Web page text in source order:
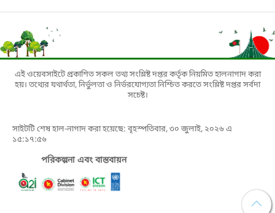
এই ওয়েবসাইটে প্রকাশিত সকল তথ্য সংশ্লিষ্ট দপ্তর কর্তৃক নিয়মিত হালনাগাদ করা
হয়। তথ্যের যথার্থতা, নির্ভুলতা ও নির্ভরযোগ্যতা নিশ্চিত করতে সংশ্লিষ্ট দপ্তর সর্বদা
সচেষ্ট।
সাইটটি শেষ হাল-নাগাদ করা হয়েছে: বৃহস্পতিবার, ৩০ জুলাই, ২০২৬ এ
১৫:১৭:৫৬
পরিকল্পনা এবং বাস্তবায়ন